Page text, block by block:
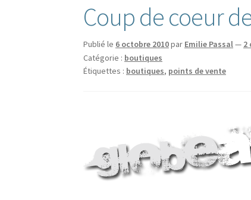
Coup de coeur
Publié le 6 octobre 2010par Emilie Passal— 2
Catégorie : boutiques
Étiquettes : boutiques, points de vente